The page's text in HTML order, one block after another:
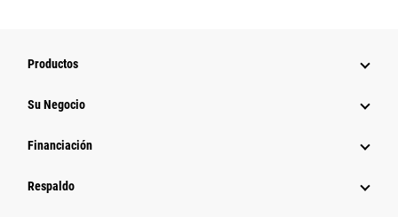
Productos
Su Negocio
Financiación
Respaldo